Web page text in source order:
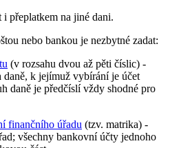
přeplatkem na jiné dani.
nebo bankou je nezbytné zadat:
(v rozsahu dvou až pěti číslic) -
daně, k jejímuž vybírání je účet
daně je předčíslí vždy shodné pro
finančního úřadu (tzv. matrika) -
všechny bankovní účty jednoho